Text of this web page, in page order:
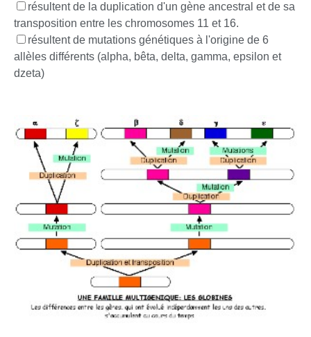
résultent de la duplication d'un gène ancestral et de sa
transposition entre les chromosomes 11 et 16.
résultent de mutations génétiques à l'origine de 6
allèles différents (alpha, bêta, delta, gamma, epsilon et
dzeta)